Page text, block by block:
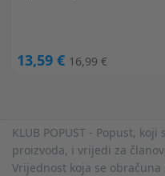
13,59 € 16,99 €
KLUB POPUST - Popust,
proizvoda, i vrijedi za
Vrijednost koja se